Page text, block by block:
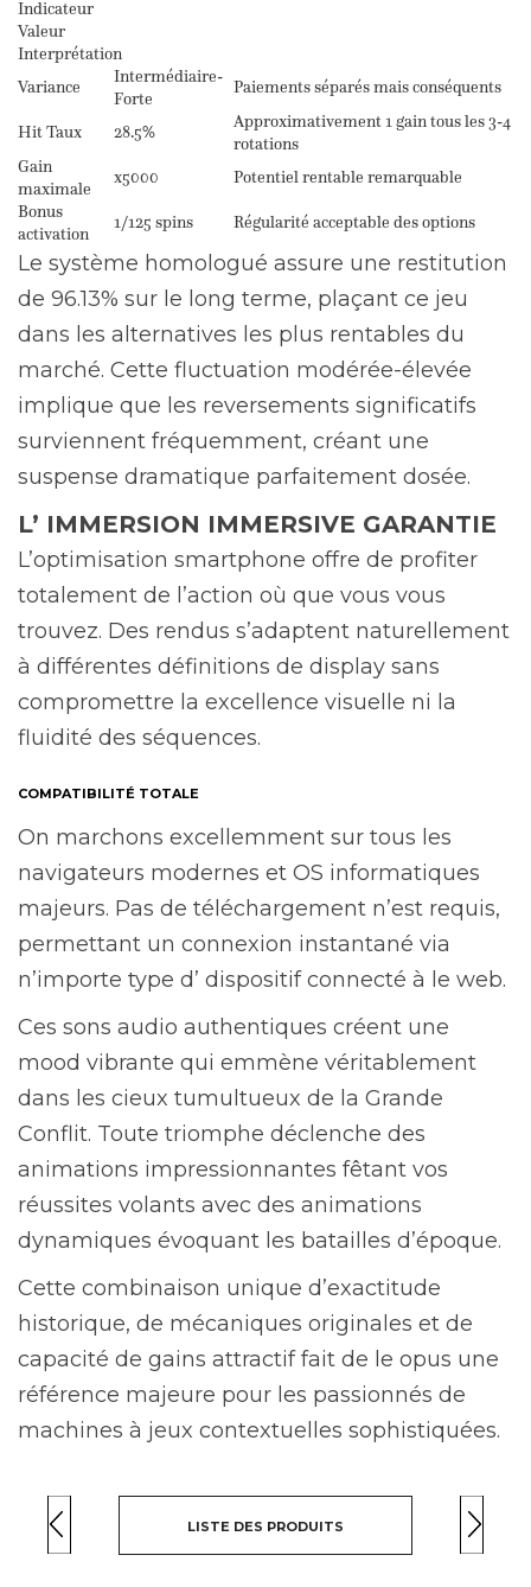
Indicateur
Valeur
Interprétation
Variance
Intermédiaire-
Forte
Paiements séparés mais conséquents
Hit Taux 28.5%
Approximativement 1 gain tous les 3-4
rotations
Gain
maximale
x5000
Potentiel rentable remarquable
Bonus
activation
1/125 spins Régularité acceptable des options
Le système homologué assure une restitution
de 96.13% sur le long terme, plaçant ce jeu
dans les alternatives les plus rentables du
marché. Cette fluctuation modérée-élevée
implique que les reversements significatifs
surviennent fréquemment, créant une
suspense dramatique parfaitement dosée.
L’ IMMERSION IMMERSIVE GARANTIE
L’optimisation smartphone offre de profiter
totalement de l’action où que vous vous
trouvez. Des rendus s’adaptent naturellement
à différentes définitions de display sans
compromettre la excellence visuelle ni la
fluidité des séquences.
COMPATIBILITÉ TOTALE
On marchons excellemment sur tous les
navigateurs modernes et OS informatiques
majeurs. Pas de téléchargement n’est requis,
permettant un connexion instantané via
n’importe type d’ dispositif connecté à le web.
Ces sons audio authentiques créent une
mood vibrante qui emmène véritablement
dans les cieux tumultueux de la Grande
Conflit. Toute triomphe déclenche des
animations impressionnantes fêtant vos
réussites volants avec des animations
dynamiques évoquant les batailles d’époque.
Cette combinaison unique d’exactitude
historique, de mécaniques originales et de
capacité de gains attractif fait de le opus une
référence majeure pour les passionnés de
machines à jeux contextuelles sophistiquées.
LISTE DES PRODUITS